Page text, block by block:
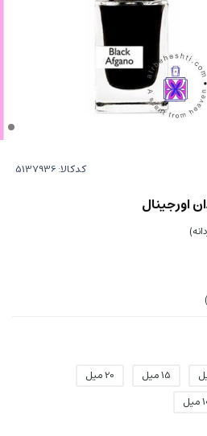
کدکالا:
اورجینال
15 میل
20 میل